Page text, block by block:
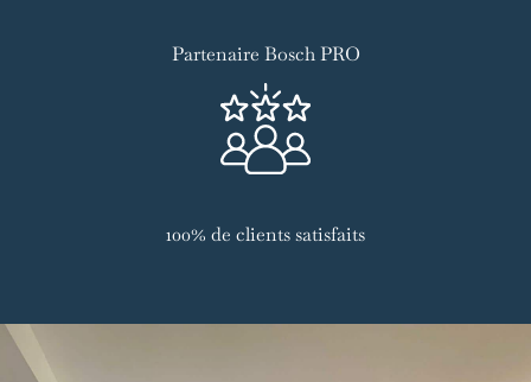
Partenaire Bosch PRO
100% de clients satisfaits